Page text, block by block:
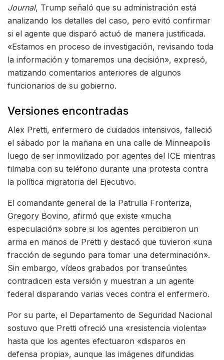
Journal, Trump señaló que su administración está
analizando los detalles del caso, pero evitó confirmar
si el agente que disparó actuó de manera justificada.
«Estamos en proceso de investigación, revisando toda
la información y tomaremos una decisión», expresó,
matizando comentarios anteriores de algunos
funcionarios de su gobierno.
Versiones encontradas
Alex Pretti, enfermero de cuidados intensivos, falleció
el sábado por la mañana en una calle de Minneapolis
luego de ser inmovilizado por agentes del ICE mientras
filmaba con su teléfono durante una protesta contra
la política migratoria del Ejecutivo.
El comandante general de la Patrulla Fronteriza,
Gregory Bovino, afirmó que existe «mucha
especulación» sobre si los agentes percibieron un
arma en manos de Pretti y destacó que tuvieron «una
fracción de segundo para tomar una determinación».
Sin embargo, vídeos grabados por transeúntes
contradicen esta versión y muestran a un agente
federal disparando varias veces contra el enfermero.
Por su parte, el Departamento de Seguridad Nacional
sostuvo que Pretti ofreció una «resistencia violenta»
hasta que los agentes efectuaron «disparos en
defensa propia», aunque las imágenes difundidas